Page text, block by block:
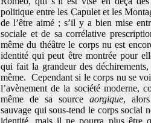
politique entre les Capulet et les
de l’être aimé ; s’il y a bien mise
sociale et de sa corrélative
même du théâtre le corps nu est
identité qui peut être montrée pour
qui fait la grandeur des
même. Cependant si le corps nu se
l’avènement de la société moderne,
même de sa source aorgique,
sauvage qui sous-tend le corps social
identité, mais il ne pourra plus être